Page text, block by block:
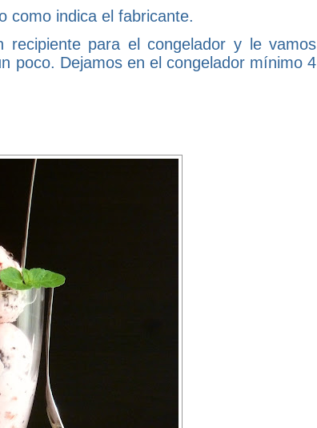
como indica el fabricante.
para el congelador y le vamos
poco. Dejamos en el congelador mínimo 4